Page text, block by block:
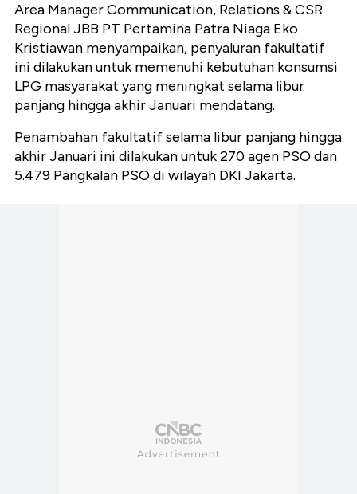
Area Manager Communication, Relations & CSR
Regional JBB PT Pertamina Patra Niaga Eko
Kristiawan menyampaikan, penyaluran fakultatif
ini dilakukan untuk memenuhi kebutuhan konsumsi
LPG masyarakat yang meningkat selama libur
panjang hingga akhir Januari mendatang.
Penambahan fakultatif selama libur panjang hingga
akhir Januari ini dilakukan untuk 270 agen PSO dan
5.479 Pangkalan PSO di wilayah DKI Jakarta.